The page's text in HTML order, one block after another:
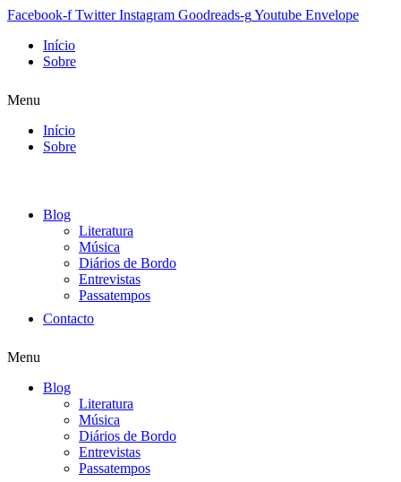
Facebook-f Twitter Instagram Goodreads-gYoutube Envelope
Início
Sobre
Menu
Início
Sobre
Blog
Literatura
Música
Diários de Bordo
Entrevistas
Passatempos
Contacto
Menu
Blog
Literatura
Música
Diários de Bordo
Entrevistas
Passatempos